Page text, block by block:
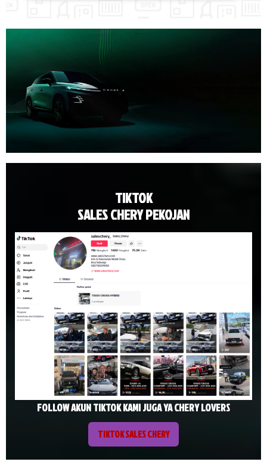
TIKTOK
SALES CHERY PEKOJAN
FOLLOW AKUN TIKTOK KAMI JUGA YA CHERY LOVERS
TIKTOK SALES CHERY